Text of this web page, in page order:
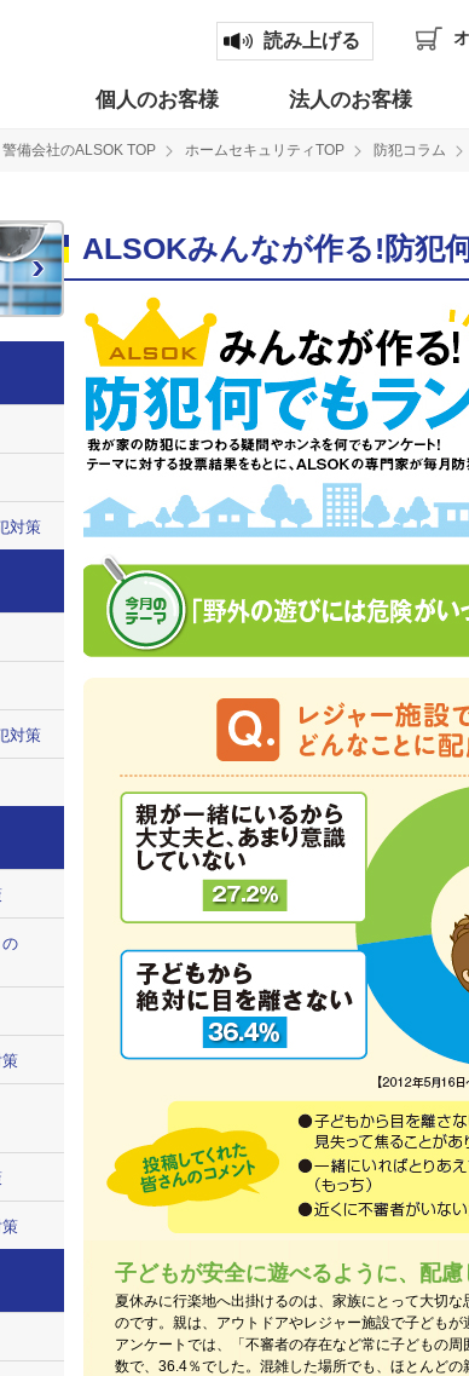
読み上げる
個人のお客様 法人のお客様
備会社のALSOK TOP ホームセキュリティTOP 防犯コラム
ALSOKみんなが作る!防犯
子どもが安全に遊べるように、配
夏休みに行楽地へ出掛けるのは、家族にとって大切
のです。親は、アウトドアやレジャー施設で子ども
アンケートでは、「不審者の存在など常に子どもの
数で、36.4％でした。混雑した場所でも、ほとんど
対策
対策